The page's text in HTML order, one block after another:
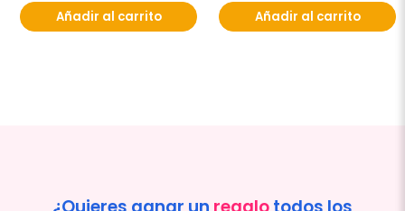
Añadir al carrito Añadir al carrito